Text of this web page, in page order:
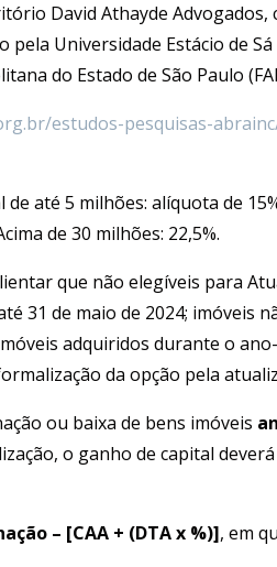
David Athayde
pela Universidade Estácio de
do Estado de São Paulo
estudos-pesquisas-
de até 5 milhões: alíquota de
de 30 milhões: 22,5%.
que não elegíveis para
31 de maio de 2024; imóveis
adquiridos durante o
da opção pela
ou baixa de bens imóveis
o ganho de capital
– [CAA + (DTA x %)], em